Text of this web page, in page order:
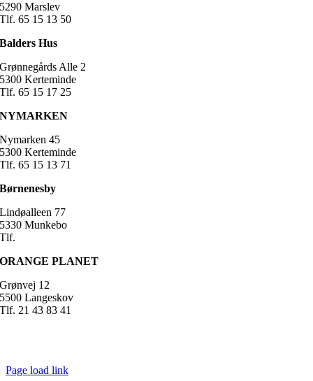
5290 Marslev
Tlf. 65 15 13 50
Balders Hus
Grønnegårds Alle 2
5300 Kerteminde
Tlf. 65 15 17 25
NYMARKEN
Nymarken 45
5300 Kerteminde
Tlf. 65 15 13 71
Børnenesby
Lindøalleen 77
5330 Munkebo
Tlf.
ORANGE PLANET
Grønvej 12
5500 Langeskov
Tlf. 21 43 83 41
Page load link